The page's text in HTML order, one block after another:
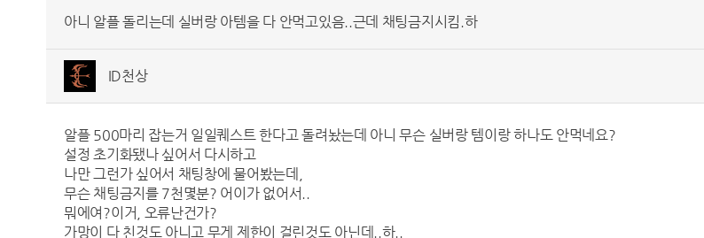
아니 알플 돌리는데 실버랑 아템을 다 안먹고있음..근데 채팅금지시킴.하
ID천상
알플 500마리 잡는거 일일퀘스트 한다고 돌려놨는데 아니 무슨 실버랑 템이랑 하나도 안먹네요?
설정 초기화됐나 싶어서 다시하고
나만 그런가 싶어서 채팅창에 물어봤는데,
무슨 채팅금지를 7천몇분? 어이가 없어서..
뭐에여?이거, 오류난건가?
가망이 다 친것도 아니고 무게 제한이 걸린것도 아닌데..하..